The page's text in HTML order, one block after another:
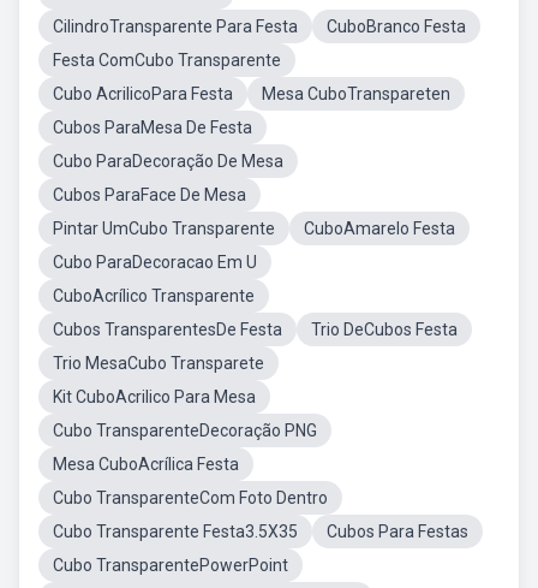
CilindroTransparente Para Festa
CuboBranco Festa
Festa ComCubo Transparente
Cubo AcrilicoPara Festa
Mesa CuboTranspareten
Cubos ParaMesa De Festa
Cubo ParaDecoração De Mesa
Cubos ParaFace De Mesa
Pintar UmCubo Transparente
CuboAmarelo Festa
Cubo ParaDecoracao Em U
CuboAcrílico Transparente
Cubos TransparentesDe Festa
Trio DeCubos Festa
Trio MesaCubo Transparete
Kit CuboAcrilico Para Mesa
Cubo TransparenteDecoração PNG
Mesa CuboAcrílica Festa
Cubo TransparenteCom Foto Dentro
Cubo Transparente Festa3.5X35
Cubos Para Festas
Cubo TransparentePowerPoint